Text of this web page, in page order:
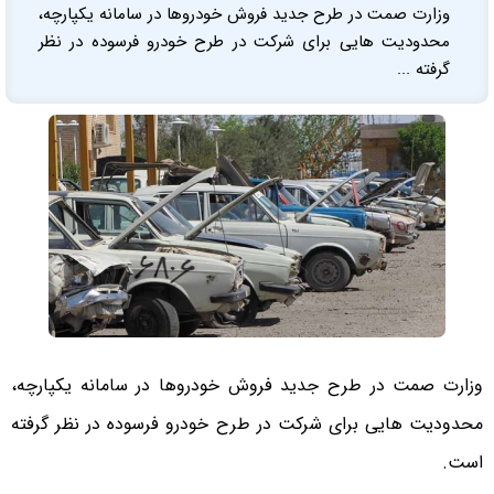
وزارت صمت در طرح جدید فروش خودروها در سامانه یکپارچه،
محدودیت هایی برای شرکت در طرح خودرو فرسوده در نظر
گرفته ...
وزارت صمت در طرح جدید فروش خودروها در سامانه یکپارچه،
محدودیت هایی برای شرکت در طرح خودرو فرسوده در نظر گرفته
است.